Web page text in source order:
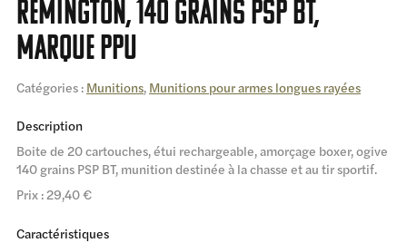
Remington, 140 grains PSP BT,
marque PPU
Catégories : Munitions, Munitions pour armes longues rayées
Description
Boite de 20 cartouches, étui rechargeable, amorçage boxer, ogive
140 grains PSP BT, munition destinée à la chasse et au tir sportif.
Prix : 29,40 €
Caractéristiques